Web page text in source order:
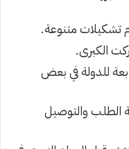
تشكيلات متنوعة.
الكبرى.
للدولة في بعض
الطلب والتوصيل